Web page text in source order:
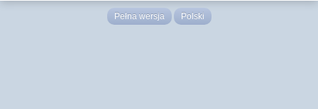
Pełna wersja Polski